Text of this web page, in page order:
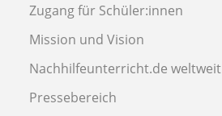
Zugang für Schüler:innen
Mission und Vision
Nachhilfeunterricht.de weltweit
Pressebereich